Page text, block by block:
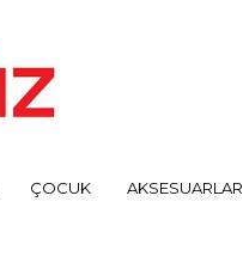
ÇOCUK AKSESUARLAR